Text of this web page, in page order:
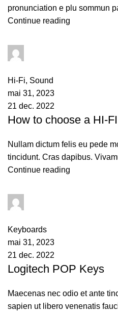
pronunciation e plu sommun
Continue reading
Hi-Fi, Sound
mai 31, 2023
21 dec. 2022
How to choose a HI-
Nullam dictum felis eu pede
tincidunt. Cras dapibus.
Continue reading
Keyboards
mai 31, 2023
21 dec. 2022
Logitech POP Keys
Maecenas nec odio et ante
sapien ut libero venenatis